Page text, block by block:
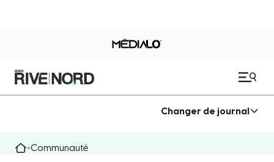
Changer de journal
Communauté